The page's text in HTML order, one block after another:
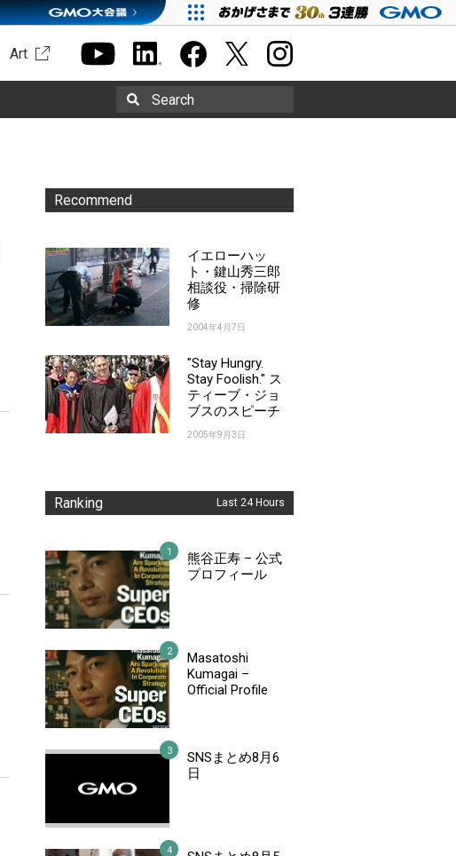
Art
Search
Recommend
イエローハッ
ト・鍵山秀三郎
相談役・掃除研
修
2004年4月7日
"Stay Hungry.
Stay Foolish." ス
ティーブ・ジョ
ブスのスピーチ
2005年9月3日
Ranking Last 24 Hours
熊谷正寿 – 公式
プロフィール
Masatoshi
Kumagai –
Official Profile
SNSまとめ8月6
日